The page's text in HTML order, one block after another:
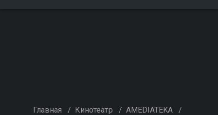
Главная / Кинотеатр / AMEDIATEKA /